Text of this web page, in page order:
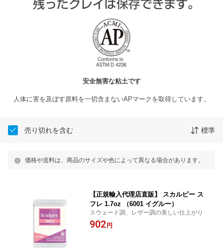
安全無害な粘土です
人体に害を及ぼす原料を一切含まないAPマークを取得しています。
売り切れを含む 標準
価格や送料は、商品のサイズや色によって異なる場合があります。
【正規輸入代理店直販】 スカルピー ス
フレ 1.7oz （6001 イグルー）
スウェード調、レザー調の美しい仕上がり
902 円